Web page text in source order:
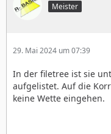
Meister
29. Mai 2024 um 07:39
In der filetree ist sie
aufgelistet. Auf die
keine Wette eingehen.